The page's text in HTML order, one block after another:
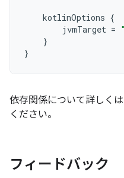
kotlinOptions {
jvmTarget =
}
}
依存関係について詳しくは
ください。
フィードバック